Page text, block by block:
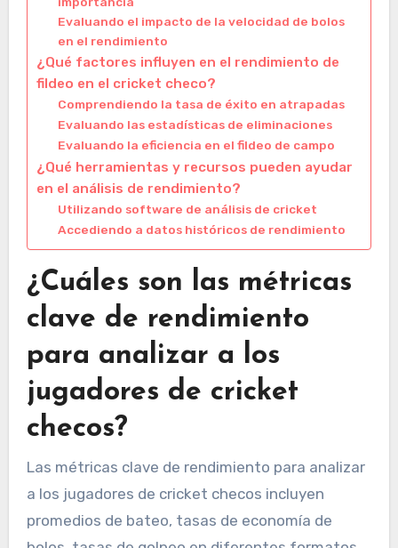
Evaluando el impacto de la velocidad de bolos
en el rendimiento
¿Qué factores influyen en el rendimiento de
fildeo en el cricket checo?
Comprendiendo la tasa de éxito en atrapadas
Evaluando las estadísticas de eliminaciones
Evaluando la eficiencia en el fildeo de campo
¿Qué herramientas y recursos pueden ayudar
en el análisis de rendimiento?
Utilizando software de análisis de cricket
Accediendo a datos históricos de rendimiento
¿Cuáles son las métricas
clave de rendimiento
para analizar a los
jugadores de cricket
checos?
Las métricas clave de rendimiento para analizar
a los jugadores de cricket checos incluyen
promedios de bateo, tasas de economía de